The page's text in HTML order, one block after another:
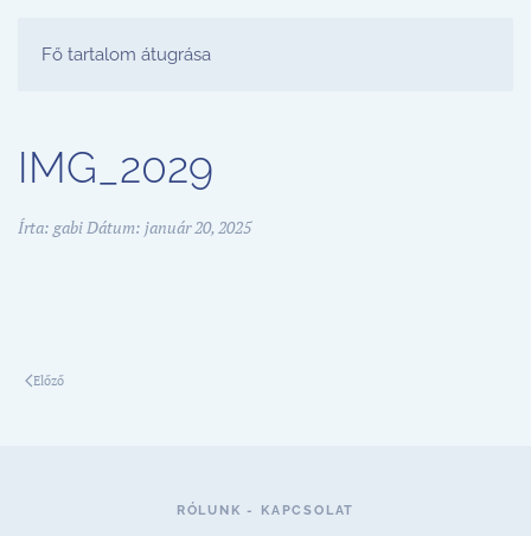
Fő tartalom átugrása
FESTŐ PARTY STÚDIÓ
IMG_2029
Írta: gabiDátum: január 20, 2025
Előző
RÓLUNK - KAPCSOLAT